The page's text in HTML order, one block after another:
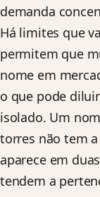
demanda
Há limites que
permitem que
nome em
o que pode
isolado. Um
torres não tem
aparece em
tendem a